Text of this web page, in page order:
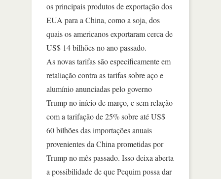
os principais produtos de exportação dos
EUA para a China, como a soja, dos
quais os americanos exportaram cerca de
US$ 14 bilhões no ano passado.
As novas tarifas são especificamente em
retaliação contra as tarifas sobre aço e
alumínio anunciadas pelo governo
Trump no início de março, e sem relação
com a tarifação de 25% sobre até US$
60 bilhões das importações anuais
provenientes da China prometidas por
Trump no mês passado. Isso deixa aberta
a possibilidade de que Pequim possa dar